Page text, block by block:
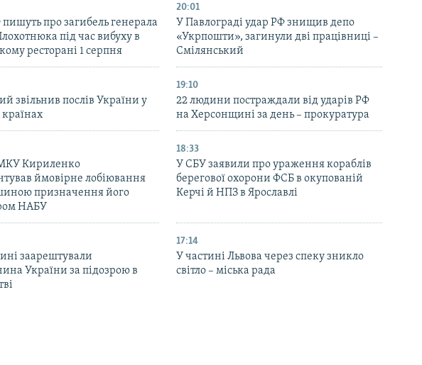
про загибель генерала
під час вибуху в
ресторані 1 серпня
20:01
У Павлограді удар РФ знищив депо
«Укрпошти», загинули дві працівниці –
Смілянський
звільнив послів України у
19:10
22 людини постраждали від ударів РФ
на Херсонщині за день – прокуратура
Кириленко
ймовірне лобіювання
призначення його
НАБУ
18:33
У СБУ заявили про ураження кораблів
берегової охорони ФСБ в окупованій
Керчі й НПЗ в Ярославлі
заарештували
України за підозрою в
17:14
У частині Львова через спеку зникло
світло – міська рада